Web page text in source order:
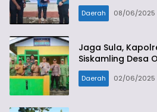
Daerah 08/06/2025
Jaga Sula,
Siskamling Desa
Daerah 02/06/2025